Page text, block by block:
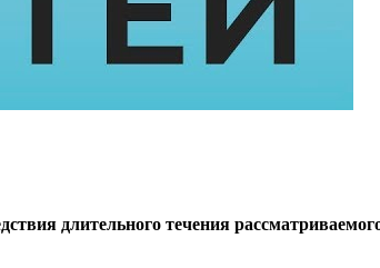
длительного течения